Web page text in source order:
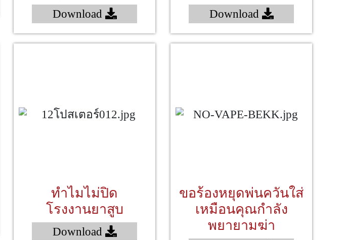
Download Download
ทำไมไม่ปิด
โรงงานยาสูบ
Download
ขอร้องหยุดพ่นควันใส่
เหมือนคุณกำลัง
พยายามฆ่า